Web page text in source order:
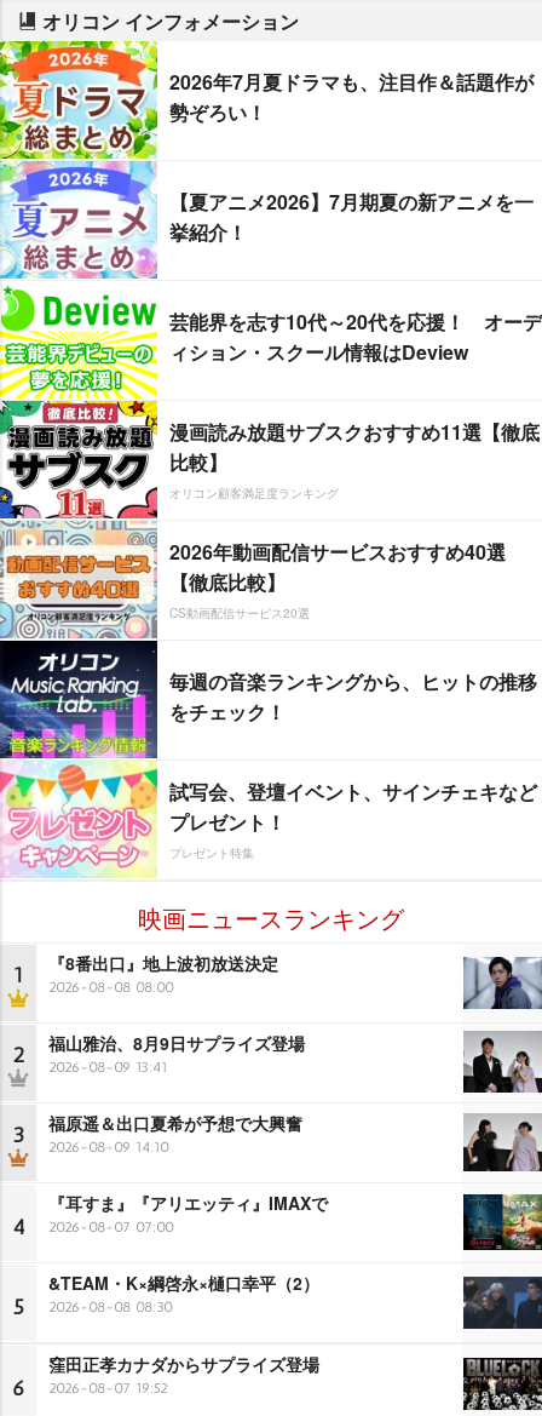
オリコン インフォメーション
2026年7月夏ドラマも、注目作＆話題作が
勢ぞろい！
【夏アニメ2026】7月期夏の新アニメを一
挙紹介！
芸能界を志す10代～20代を応援！ オーデ
ィション・スクール情報はDeview
漫画読み放題サブスクおすすめ11選【徹底
比較】
オリコン顧客満足度ランキング
2026年動画配信サービスおすすめ40選
【徹底比較】
CS動画配信サービス20選
毎週の音楽ランキングから、ヒットの推移
をチェック！
試写会、登壇イベント、サインチェキなど
プレゼント！
プレゼント特集
映画ニュースランキング
1 『8番出口』地上波初放送決定
2026-08-08 08:00
2 福山雅治、8月9日サプライズ登場
2026-08-09 13:41
3 福原遥＆出口夏希が予想で大興奮
2026-08-09 14:10
4
『耳すま』『アリエッティ』IMAXで
2026-08-07 07:00
5
&TEAM・K×綱啓永×樋口幸平（2）
2026-08-08 08:30
6
窪田正孝カナダからサプライズ登場
2026-08-07 19:52